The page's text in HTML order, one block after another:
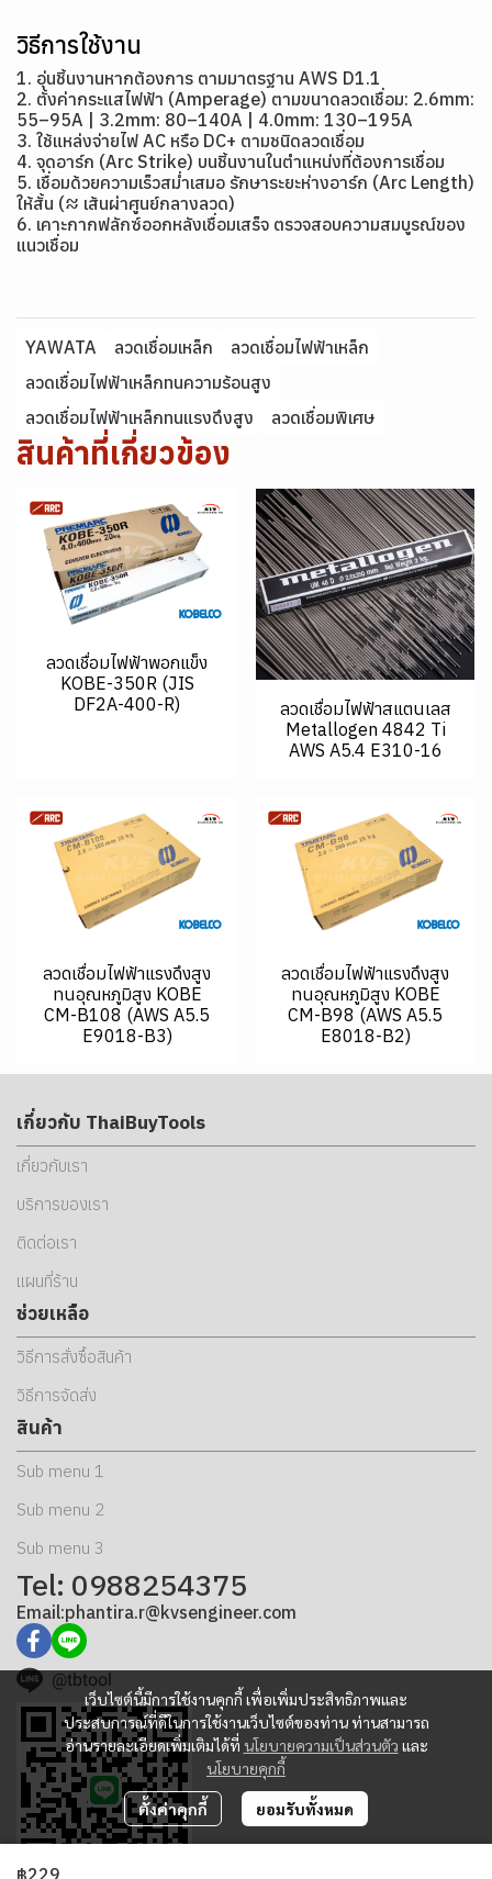
วิธีการใช้งาน
1. อุ่นชิ้นงานหากต้องการ ตามมาตรฐาน AWS D1.1
2. ตั้งค่ากระแสไฟฟ้า (Amperage) ตามขนาดลวดเชื่อม: 2.6mm:
55–95A | 3.2mm: 80–140A | 4.0mm: 130–195A
3. ใช้แหล่งจ่ายไฟ AC หรือ DC+ ตามชนิดลวดเชื่อม
4. จุดอาร์ก (Arc Strike) บนชิ้นงานในตำแหน่งที่ต้องการเชื่อม
5. เชื่อมด้วยความเร็วสม่ำเสมอ รักษาระยะห่างอาร์ก (Arc Length)
ให้สั้น (≈ เส้นผ่าศูนย์กลางลวด)
6. เคาะกากฟลักซ์ออกหลังเชื่อมเสร็จ ตรวจสอบความสมบูรณ์ของ
แนวเชื่อม
YAWATA ลวดเชื่อมเหล็ก
ลวดเชื่อมไฟฟ้าเหล็ก
ลวดเชื่อมไฟฟ้าเหล็กทนความร้อนสูง
ลวดเชื่อมไฟฟ้าเหล็กทนแรงดึงสูง
ลวดเชื่อมพิเศษ
สินค้าที่เกี่ยวข้อง
ลวดเชื่อมไฟฟ้าพอกแข็ง
KOBE-350R (JIS
DF2A-400-R)
ลวดเชื่อมไฟฟ้าสแตนเลส
Metallogen 4842 Ti
AWS A5.4 E310-16
ลวดเชื่อมไฟฟ้าแรงดึงสูง
ทนอุณหภูมิสูง KOBE
CM-B108 (AWS A5.5
E9018-B3)
ลวดเชื่อมไฟฟ้าแรงดึงสูง
ทนอุณหภูมิสูง KOBE
CM-B98 (AWS A5.5
E8018-B2)
฿229
เว็บไซต์นี้มีการใช้งานคุกกี้ เพื่อเพิ่มประสิทธิภาพและ
ประสบการณ์ที่ดีในการใช้งานเว็บไซต์ของท่าน ท่านสามารถ
อ่านรายละเอียดเพิ่มเติมได้ที่ นโยบายความเป็นส่วนตัว และ
นโยบายคุกกี้
ตั้งค่าคุกกี้ ยอมรับทั้งหมด
เกี่ยวกับ ThaiBuyTools
เกี่ยวกับเรา
บริการของเรา
ติดต่อเรา
แผนที่ร้าน
ช่วยเหลือ
วิธีการสั่งซื้อสินค้า
วิธีการจัดส่ง
สินค้า
Sub menu 1
Sub menu 2
Sub menu 3
Tel: 0988254375
Email:phantira.r@kvsengineer.com
@tbtool